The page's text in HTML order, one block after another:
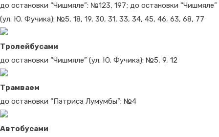
до остановки “Чишмяле”: №123, 197; до остановки “Чишмяле”
(ул. Ю. Фучика): №5, 18, 19, 30, 31, 33, 34, 45, 46, 63, 68, 77
Тролейбусами
до остановки “Чишмяле” (ул. Ю. Фучика): №5, 9, 12
Трамваем
до остановки “Патриса Лумумбы”: №4
Автобусами